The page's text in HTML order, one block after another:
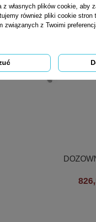

z własnych plików cookie, aby
również pliki cookie
związanych z Twoimi